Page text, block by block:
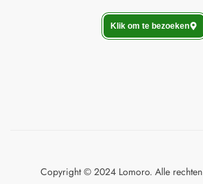
Klik om te bezoeken
Copyright © 2024 Lomoro. Alle